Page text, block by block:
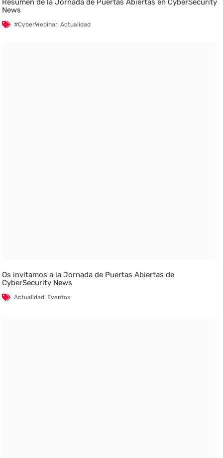
Resumen de la Jornada de Puertas Abiertas en CyberSecurity
News
#CyberWebinar,Actualidad
Os invitamos a la Jornada de Puertas Abiertas de
CyberSecurity News
Actualidad, Eventos